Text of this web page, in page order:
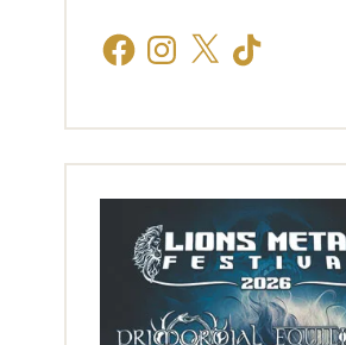
FacebookInstagram
X TikTok